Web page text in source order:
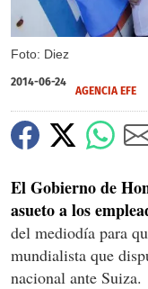
Foto: Diez
2014-06-24
AGENCIA EFE
El Gobierno de
asueto a los
del mediodía para
mundialista que
nacional ante Suiza.